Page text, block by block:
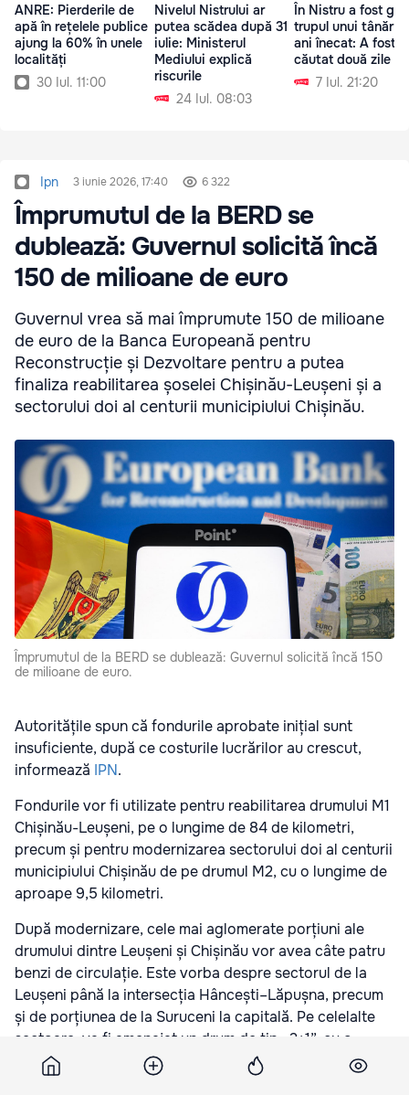
ANRE: Pierderile de
apă în rețelele publice
ajung la 60% în unele
localități
30 Iul. 11:00
Nivelul Nistrului ar
putea scădea după 31
iulie: Ministerul
Mediului explică
riscurile
24 Iul. 08:03
În Nistru a fost
trupul unui tânăr
ani înecat: A fost
căutat două zile
7 Iul. 21:20
Ipn 3 iunie 2026, 17:40 6 322
Împrumutul de la BERD se
dublează: Guvernul solicită încă
150 de milioane de euro
Guvernul vrea să mai împrumute 150 de milioane
de euro de la Banca Europeană pentru
Reconstrucție și Dezvoltare pentru a putea
finaliza reabilitarea șoselei Chișinău-Leușeni și a
sectorului doi al centurii municipiului Chișinău.
Împrumutul de la BERD se dublează: Guvernul solicită încă 150
de milioane de euro.
Autoritățile spun că fondurile aprobate inițial sunt
insuficiente, după ce costurile lucrărilor au crescut,
informează IPN.
Fondurile vor fi utilizate pentru reabilitarea drumului M1
Chișinău-Leușeni, pe o lungime de 84 de kilometri,
precum și pentru modernizarea sectorului doi al centurii
municipiului Chișinău de pe drumul M2, cu o lungime de
aproape 9,5 kilometri.
După modernizare, cele mai aglomerate porțiuni ale
drumului dintre Leușeni și Chișinău vor avea câte patru
benzi de circulație. Este vorba despre sectorul de la
Leușeni până la intersecția Hâncești–Lăpușna, precum
și de porțiunea de la Suruceni la capitală. Pe celelalte
sectoare, va fi amenajat un drum de tip „2+1”, cu o
bandă suplimentară pentru depășire care alternează